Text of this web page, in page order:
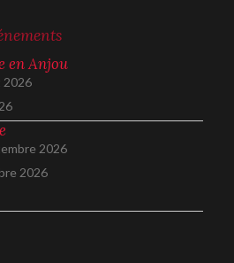
en Anjou
2026
2026
2026